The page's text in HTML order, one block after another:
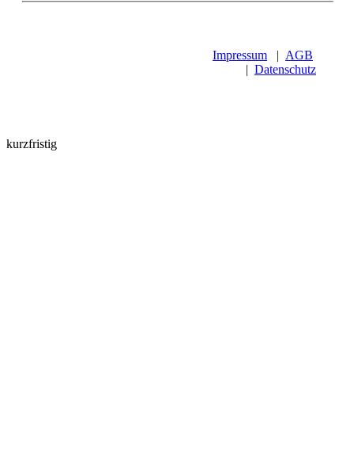
Impressum | AGB
| Datenschutz
kurzfristig